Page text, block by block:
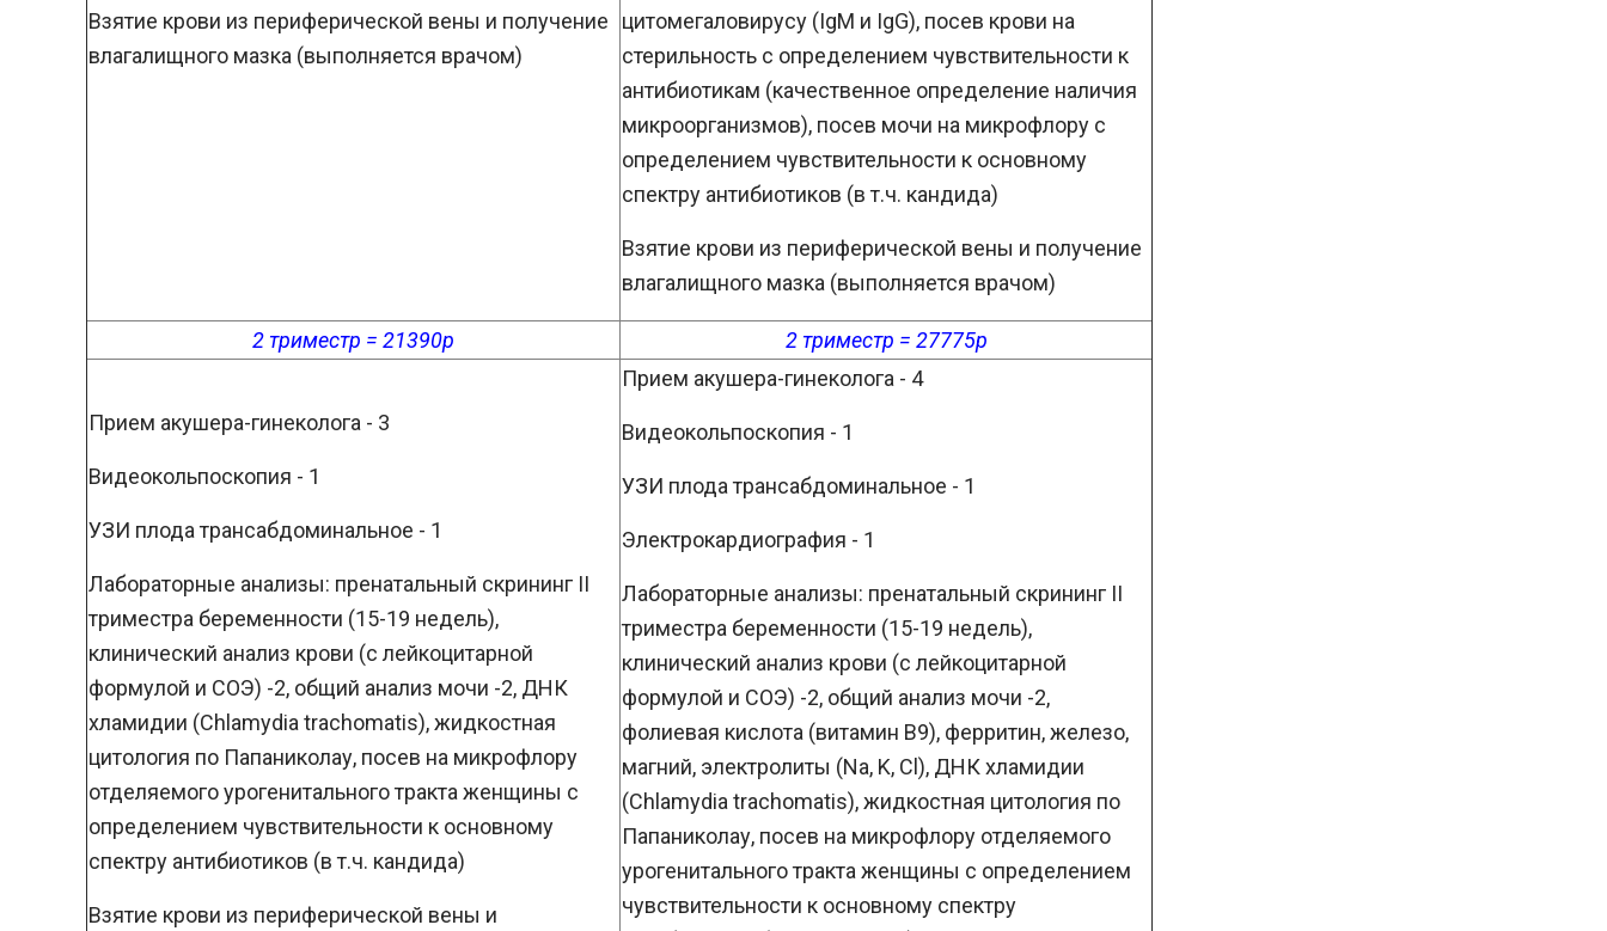
Взятие крови из периферической вены и получение
влагалищного мазка (выполняется врачом)
цитомегаловирусу (IgM и IgG), посев крови на
стерильность с определением чувствительности к
антибиотикам (качественное определение наличия
микроорганизмов), посев мочи на микрофлору с
определением чувствительности к основному
спектру антибиотиков (в т.ч. кандида)
Взятие крови из периферической вены и получение
влагалищного мазка (выполняется врачом)
2 триместр = 21390р 2 триместр = 27775р
Прием акушера-гинеколога - 3
Видеокольпоскопия - 1
УЗИ плода трансабдоминальное - 1
Лабораторные анализы: пренатальный скрининг II
триместра беременности (15-19 недель),
клинический анализ крови (с лейкоцитарной
формулой и СОЭ) -2, общий анализ мочи -2, ДНК
хламидии (Chlamydia trachomatis), жидкостная
цитология по Папаниколау, посев на микрофлору
отделяемого урогенитального тракта женщины с
определением чувствительности к основному
спектру антибиотиков (в т.ч. кандида)
Взятие крови из периферической вены и
Прием акушера-гинеколога - 4
Видеокольпоскопия - 1
УЗИ плода трансабдоминальное - 1
Электрокардиография - 1
Лабораторные анализы: пренатальный скрининг II
триместра беременности (15-19 недель),
клинический анализ крови (с лейкоцитарной
формулой и СОЭ) -2, общий анализ мочи -2,
фолиевая кислота (витамин В9), ферритин, железо,
магний, электролиты (Na, K, Cl), ДНК хламидии
(Chlamydia trachomatis), жидкостная цитология по
Папаниколау, посев на микрофлору отделяемого
урогенитального тракта женщины с определением
чувствительности к основному спектру